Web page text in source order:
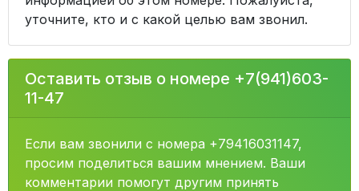
уточните, кто и с какой целью вам звонил.
Оставить отзыв о номере +7(941)603-
11-47
Если вам звонили с номера +79416031147,
просим поделиться вашим мнением. Ваши
комментарии помогут другим принять